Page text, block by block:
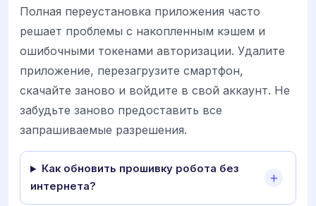
Полная переустановка приложения часто
решает проблемы с накопленным кэшем и
ошибочными токенами авторизации. Удалите
приложение, перезагрузите смартфон,
скачайте заново и войдите в свой аккаунт. Не
забудьте заново предоставить все
запрашиваемые разрешения.
Как обновить прошивку робота без
интернета?